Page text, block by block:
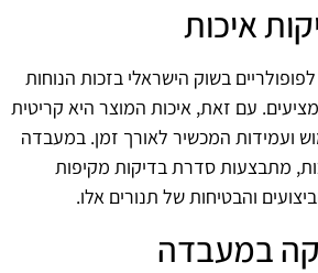
איכות
לפופולריים בשוק הישראלי בזכות הנוחות
עם זאת, איכות המוצר היא קריטית
ועמידות המכשיר לאורך זמן. במעבדה
מתבצעות סדרת בדיקות מקיפות
והבטיחות של תנורים אלו.
במעבדה